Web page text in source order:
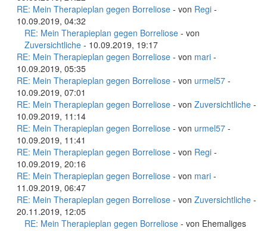
RE: Mein Therapieplan gegen Borreliose - von Regi -
10.09.2019, 04:32
RE: Mein Therapieplan gegen Borreliose - von
Zuversichtliche - 10.09.2019, 19:17
RE: Mein Therapieplan gegen Borreliose - von mari -
10.09.2019, 05:35
RE: Mein Therapieplan gegen Borreliose - von urmel57 -
10.09.2019, 07:01
RE: Mein Therapieplan gegen Borreliose - von Zuversichtliche -
10.09.2019, 11:14
RE: Mein Therapieplan gegen Borreliose - von urmel57 -
10.09.2019, 11:41
RE: Mein Therapieplan gegen Borreliose - von Regi -
10.09.2019, 20:16
RE: Mein Therapieplan gegen Borreliose - von mari -
11.09.2019, 06:47
RE: Mein Therapieplan gegen Borreliose - von Zuversichtliche -
20.11.2019, 12:05
RE: Mein Therapieplan gegen Borreliose - von Ehemaliges